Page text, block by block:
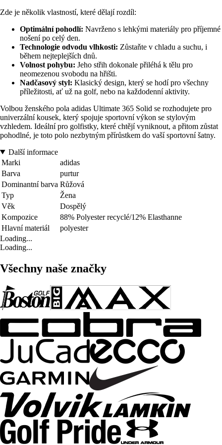
Zde je několik vlastností, které dělají rozdíl:
Optimální pohodlí: Navrženo s lehkými materiály pro příjemné
nošení po celý den.
Technologie odvodu vlhkosti: Zůstaňte v chladu a suchu, i
během nejteplejších dnů.
Volnost pohybu: Jeho střih dokonale přiléhá k tělu pro
neomezenou svobodu na hřišti.
Nadčasový styl: Klasický design, který se hodí pro všechny
příležitosti, ať už na golf, nebo na každodenní aktivity.
Volbou ženského pola adidas Ultimate 365 Solid se rozhodujete pro
univerzální kousek, který spojuje sportovní výkon se stylovým
vzhledem. Ideální pro golfistky, které chtějí vyniknout, a přitom zůstat
pohodlné, je toto polo nezbytným přírůstkem do vaší sportovní šatny.
Další informace
Marki
adidas
Barva
purtur
Dominantní barva Růžová
Typ
Žena
Věk
Dospělý
Kompozice
88% Polyester recyclé/12% Elasthanne
Hlavní materiál
polyester
Loading...
Loading...
Všechny naše značky